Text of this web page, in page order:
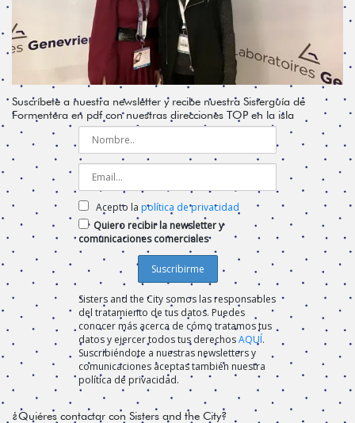
Suscríbete a nuestra newsletter y recibe nuestra Sisterguía de
Formentera en pdf con nuestras direcciones TOP en la isla
Acepto la política de privacidad
Quiero recibir la newsletter y
comunicaciones comerciales
Sisters and the City somos las responsables
del tratamiento de tus datos. Puedes
conocer más acerca de cómo tratamos tus
datos y ejercer todos tus derechosAQUÍ.
Suscribiéndote a nuestras newsletters y
comunicaciones aceptas también nuestra
política de privacidad.
¿Quiéres contactar con Sisters and the City?